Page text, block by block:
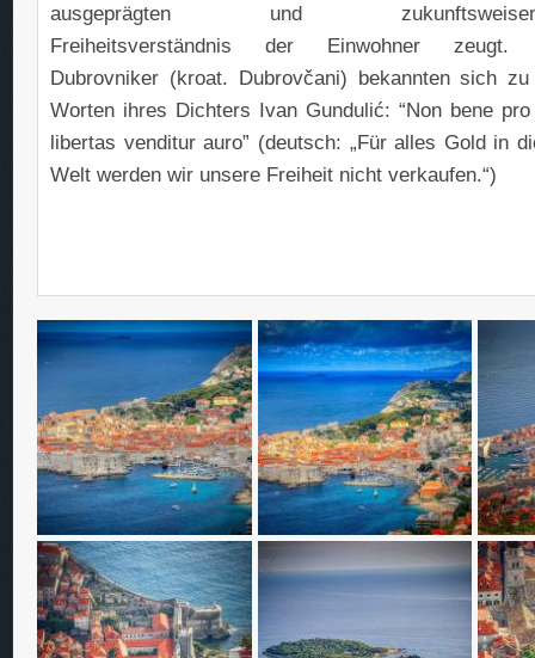
ausgeprägten und
Freiheitsverständnis der Einwohner zeugt.
Dubrovniker (kroat. Dubrovčani) bekannten sich
Worten ihres Dichters Ivan Gundulić: “Non bene
libertas venditur auro” (deutsch: „Für alles Gold in
Welt werden wir unsere Freiheit nicht verkaufen.“)